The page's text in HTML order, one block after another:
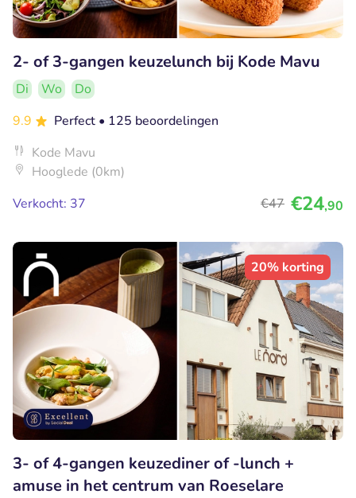
2- of 3-gangen keuzelunch bij Kode Mavu
Di Wo
Do
9.9
Perfect • 125 beoordelingen
Kode Mavu
Hooglede (0km)
Verkocht: 37
€47 €24,90
20% korting
3- of 4-gangen keuzediner of -lunch +
amuse in het centrum van Roeselare